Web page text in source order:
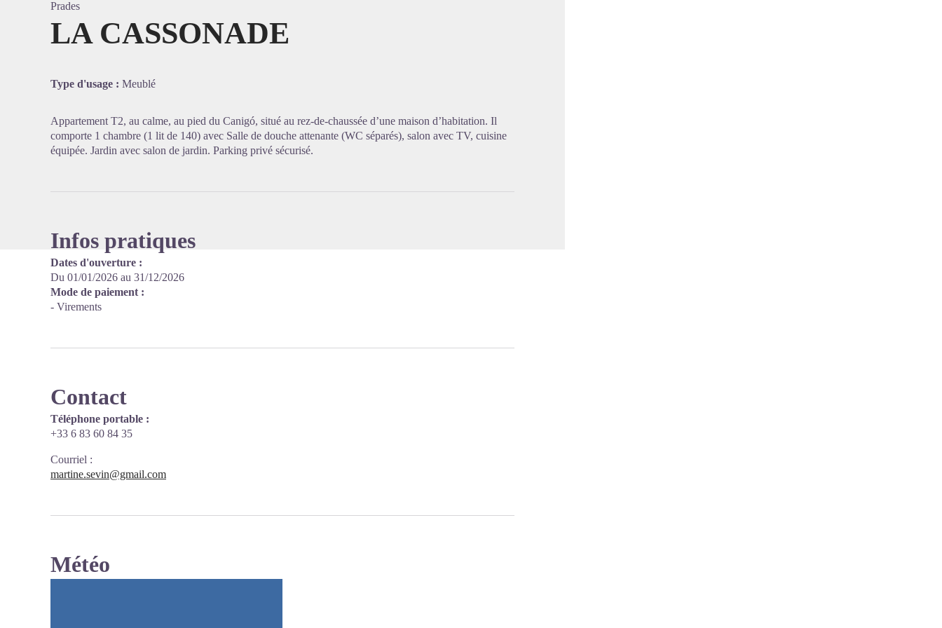
Prades
LA CASSONADE
Type d'usage : Meublé
Appartement T2, au calme, au pied du Canigó, situé au rez-de-chaussée d’une maison d’habitation. Il
comporte 1 chambre (1 lit de 140) avec Salle de douche attenante (WC séparés), salon avec TV, cuisine
équipée. Jardin avec salon de jardin. Parking privé sécurisé.
Infos pratiques
Dates d'ouverture :
Du 01/01/2026 au 31/12/2026
Mode de paiement :
- Virements
Contact
Téléphone portable :
+33 6 83 60 84 35
Courriel :
martine.sevin@gmail.com
Météo